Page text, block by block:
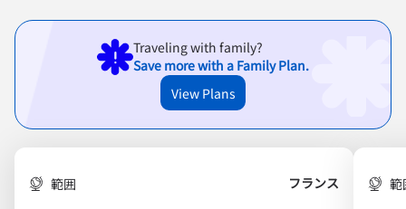
Traveling with family?
Save more with a Family Plan.
View Plans
範囲 フランス 範